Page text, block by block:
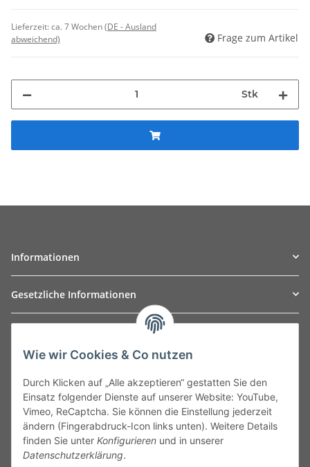
Lieferzeit:ca. 7 Wochen(DE - Ausland
abweichend)
Frage zum Artikel
Stk
Informationen
Gesetzliche Informationen
Leibnizstraße 2a
Germany
Phone:+49 40 5287270
Fax:+49 40 5281050
Email:sales@tow-automotive.de
Wie wir Cookies & Co nutzen
Durch Klicken auf „Alle akzeptieren“ gestatten Sie den
Einsatz folgender Dienste auf unserer Website: YouTube,
Vimeo, ReCaptcha. Sie können die Einstellung jederzeit
ändern (Fingerabdruck-Icon links unten). Weitere Details
finden Sie unter Konfigurieren und in unserer
Datenschutzerklärung.